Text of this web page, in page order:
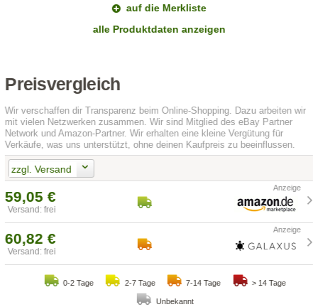
auf die Merkliste
alle Produktdaten anzeigen
Preisvergleich
Wir verschaffen dir Transparenz beim Online-Shopping. Dazu arbeiten wir
mit vielen Netzwerken zusammen. Wir sind Mitglied des eBay Partner
Network und Amazon-Partner. Wir erhalten eine kleine Vergütung für
Verkäufe, was uns unterstützt, ohne deinen Kaufpreis zu beeinflussen.
zzgl. Versand
59,05 €
Versand: frei
60,82 €
Versand: frei
0-2 Tage 2-7 Tage 7-14 Tage > 14 Tage
Unbekannt